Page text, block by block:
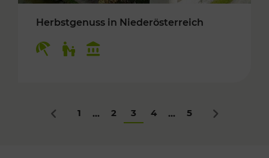
Herbstgenuss in Niederösterreich
Zurück
1 ... 2 3 4 ... 5 Nächstes